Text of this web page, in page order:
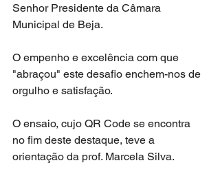
Senhor Presidente da Câmara
Municipal de Beja.
O empenho e excelência com que
"abraçou" este desafio enchem-nos de
orgulho e satisfação.
O ensaio, cujo QR Code se encontra
no fim deste destaque, teve a
orientação da prof. Marcela Silva.